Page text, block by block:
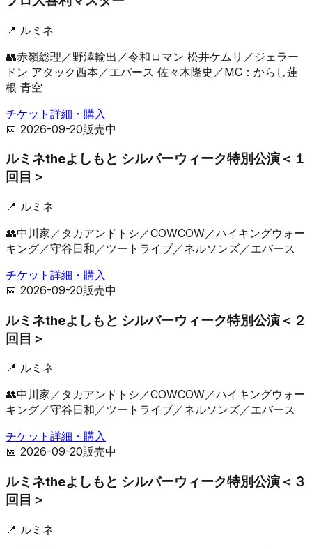
📍 ルミネ
👥赤嶺総理／野澤輸出／令和ロマン 松井ケムリ／ジェラー
ドン アタック西本／エバース 佐々木隆史／MC：からし蓮
根 青空
チケット詳細・購入
📅 2026-09-20販売中
ルミネtheよしもと シルバーウィーク特別公演＜１
回目＞
📍 ルミネ
👥中川家／タカアンドトシ／COWCOW／ハイキングウォー
キング／守谷日和／ツートライブ／ネルソンズ／エバース
チケット詳細・購入
📅 2026-09-20販売中
ルミネtheよしもと シルバーウィーク特別公演＜２
回目＞
📍 ルミネ
👥中川家／タカアンドトシ／COWCOW／ハイキングウォー
キング／守谷日和／ツートライブ／ネルソンズ／エバース
チケット詳細・購入
📅 2026-09-20販売中
ルミネtheよしもと シルバーウィーク特別公演＜３
回目＞
📍 ルミネ